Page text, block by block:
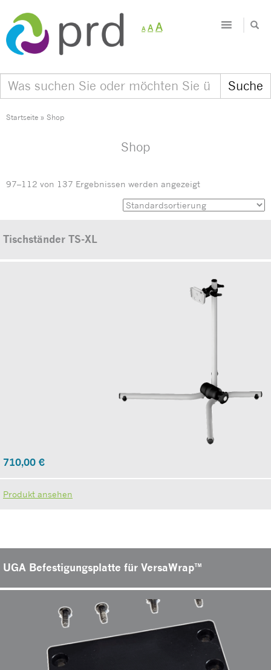
A
Decrease
font
A Reset
AIncrease
Startseite » Shop
Shop
97–112 von 137 Ergebnissen werden angezeigt
Tischständer TS-XL
710,00 €
Produkt ansehen
UGA Befestigungsplatte für VersaWrap™